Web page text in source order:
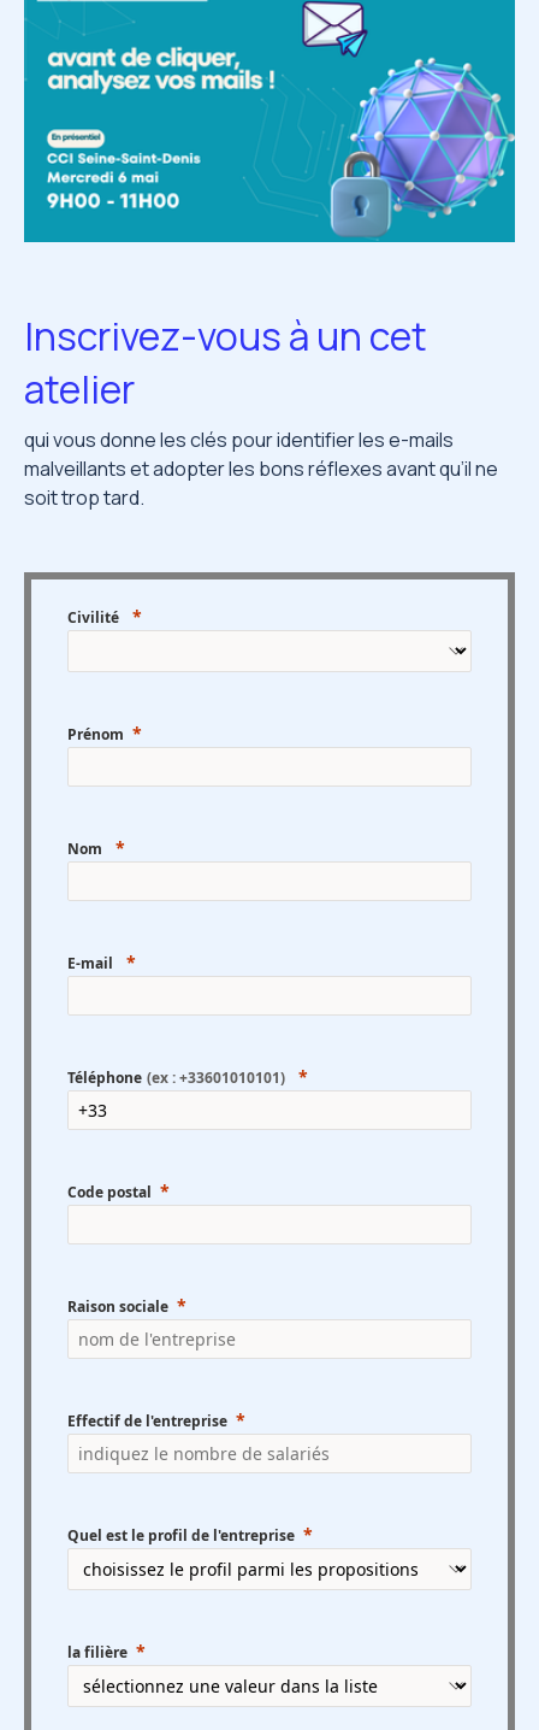
Inscrivez-vous à un cet
atelier
qui vous donne les clés pour identifier les e-mails
malveillants et adopter les bons réflexes avant qu’il ne
soit trop tard.
Civilité
Prénom
Nom
E-mail
Téléphone (ex : +33601010101)
Code postal
Raison sociale
Effectif de l'entreprise
Quel est le profil de l'entreprise
la filière